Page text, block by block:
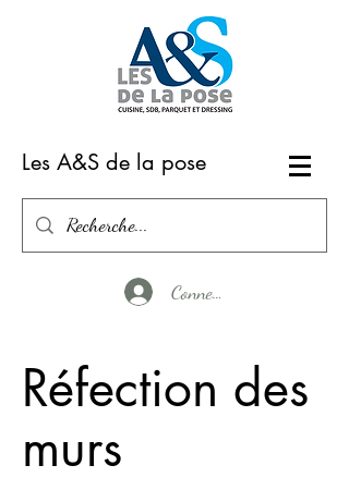
Les A&S de la pose
Connexion
Réfection des
murs